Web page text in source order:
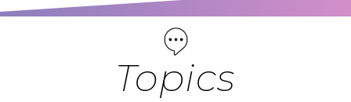
Topics